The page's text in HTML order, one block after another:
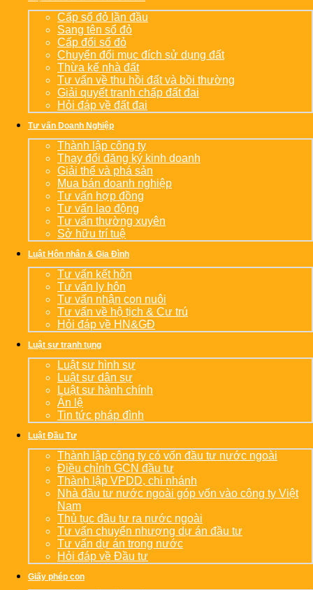
Cấp sổ đỏ lần đầu
Sang tên sổ đỏ
Cấp đổi sổ đỏ
Chuyển đổi mục đích sử dụng đất
Thừa kế nhà đất
Tư vấn về thu hồi đất và bồi thường
Giải quyết tranh chấp đất đai
Hỏi đáp về đất đai
Tư vấn Doanh Nghiệp
Thành lập công ty
Thay đổi đăng ký kinh doanh
Giải thể và phá sản
Mua bán doanh nghiệp
Tư vấn hợp đồng
Tư vấn lao động
Tư vấn thường xuyên
Sở hữu trí tuệ
Luật Hôn nhân & Gia Đình
Tư vấn kết hôn
Tư vấn ly hôn
Tư vấn nhận con nuôi
Tư vấn về hộ tịch & Cư trú
Hỏi đáp về HN&GĐ
Luật sư tranh tụng
Luật sư hình sự
Luật sư dân sự
Luật sư hành chính
Án lệ
Tin tức pháp đình
Luật Đầu Tư
Thành lập công ty có vốn đầu tư nước ngoài
Điều chỉnh GCN đầu tư
Thành lập VPDD, chi nhánh
Nhà đầu tư nước ngoài góp vốn vào công ty Việt
Nam
Thủ tục đầu tư ra nước ngoài
Tư vấn chuyển nhượng dự án đầu tư
Tư vấn dự án trong nước
Hỏi đáp về Đầu tư
Giấy phép con